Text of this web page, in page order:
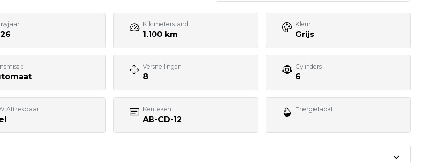
Kilometerstand
1.100 km
Kleur
Grijs
Versnellingen
8
Cylinders
6
Aftrekbaar Kenteken
AB-CD-12
Energielabel